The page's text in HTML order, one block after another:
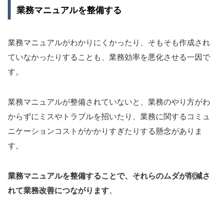
業務マニュアルを整備する
業務マニュアルがわかりにくかったり、そもそも作成され
ていなかったりすることも、業務効率を悪化させる一因で
す。
業務マニュアルが整備されていないと、業務のやり方がわ
からずにミスやトラブルを招いたり、業務に関するコミュ
ニケーションコストがかかりすぎたりする懸念がありま
す。
業務マニュアルを整備することで、それらのムダが削減さ
れて業務改善につながります。